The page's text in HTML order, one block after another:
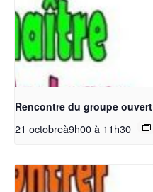
Rencontre du groupe ouvert
21 octobreà9h00à 11h30